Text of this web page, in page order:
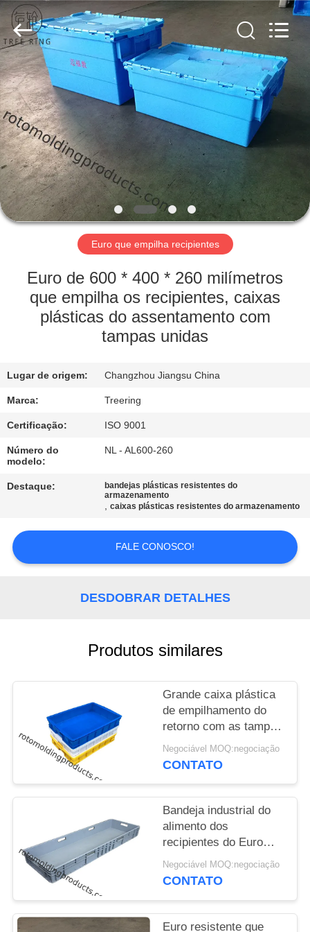
CASA
PRODUTOS
VÍDEOS
SOBRE
NÓS
EXCURSÃO
FÁBRICA
DA
QUALIDADE
CONTACTE-
NOS
UMAS
CITAÇÕES
POLICY
Treering
Plastics
CO.,
All
Rights
Reserved.
Euro que empilha recipientes
Euro de 600 * 400 * 260 milímetros
que empilha os recipientes, caixas
plásticas do assentamento com
tampas unidas
Lugar de origem: Changzhou Jiangsu China
Marca: Treering
Certificação: ISO 9001
Número do
modelo:
NL - AL600-260
Destaque:
bandejas plásticas resistentes do
armazenamento
,caixas plásticas resistentes do armazenamento
FALE CONOSCO!
DESDOBRAR DETALHES
Produtos similares
Grande caixa plástica
de empilhamento do
retorno com as tampas
do tamanho
L745*W560*H230 do
Negociável MOQ:negociação
CONTATO
Bandeja industrial do
alimento dos
recipientes do Euro
com empilhamento
cinzento das tampas
armazenamento
Negociável MOQ:negociação
CONTATO
Euro resistente que